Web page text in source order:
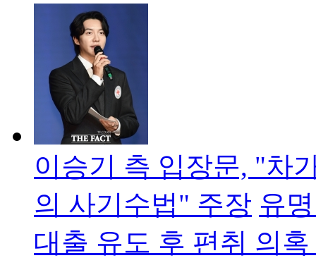
이승기 측 입장문, "차
의 사기수법" 주장 유
대출 유도 후 편취 의